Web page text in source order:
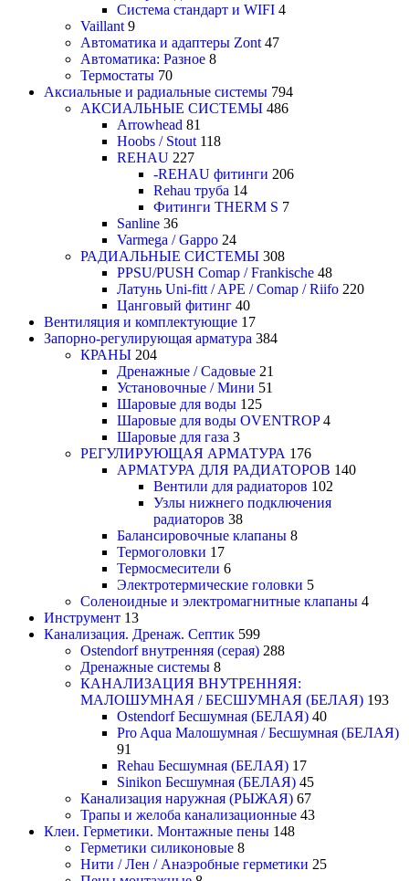
Система стандарт и WIFI 4
Vaillant 9
Автоматика и адаптеры Zont 47
Автоматика: Разное 8
Термостаты 70
Аксиальные и радиальные системы 794
АКСИАЛЬНЫЕ СИСТЕМЫ 486
Arrowhead 81
Hoobs / Stout 118
REHAU 227
-REHAU фитинги 206
Rehau труба 14
Фитинги THERM S 7
Sanline 36
Varmega / Gappo 24
РАДИАЛЬНЫЕ СИСТЕМЫ 308
PPSU/PUSH Comap / Frankische 48
Латунь Uni-fitt / APE / Comap / Riifo 220
Цанговый фитинг 40
Вентиляция и комплектующие 17
Запорно-регулирующая арматура 384
КРАНЫ 204
Дренажные / Садовые 21
Установочные / Мини 51
Шаровые для воды 125
Шаровые для воды OVENTROP 4
Шаровые для газа 3
РЕГУЛИРУЮЩАЯ АРМАТУРА 176
АРМАТУРА ДЛЯ РАДИАТОРОВ 140
Вентили для радиаторов 102
Узлы нижнего подключения
радиаторов 38
Балансировочные клапаны 8
Термоголовки 17
Термосмесители 6
Электротермические головки 5
Соленоидные и электромагнитные клапаны 4
Инструмент 13
Канализация. Дренаж. Септик 599
Ostendorf внутренняя (серая) 288
Дренажные системы 8
КАНАЛИЗАЦИЯ ВНУТРЕННЯЯ:
МАЛОШУМНАЯ / БЕСШУМНАЯ (БЕЛАЯ) 193
Ostendorf Бесшумная (БЕЛАЯ) 40
Pro Aqua Малошумная / Бесшумная (БЕЛАЯ)
91
Rehau Бесшумная (БЕЛАЯ) 17
Sinikon Бесшумная (БЕЛАЯ) 45
Канализация наружная (РЫЖАЯ) 67
Трапы и желоба канализационные 43
Клеи. Герметики. Монтажные пены 148
Герметики силиконовые 8
Нити / Лен / Анаэробные герметики 25